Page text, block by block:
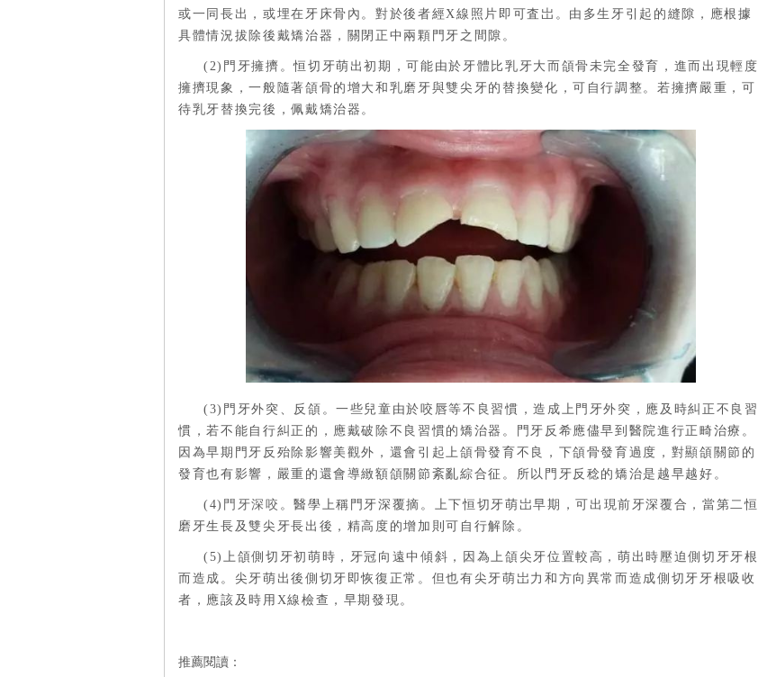
或一同長出，或埋在牙床骨內。對於後者經X線照片即可査岀。由多生牙引起的縫隙，應根據
具體情況拔除後戴矯治器，關閉正中兩顆門牙之間隙。
(2)門牙擁擠。恒切牙萌出初期，可能由於牙體比乳牙大而頜骨未完全發育，進而出現輕度
擁擠現象，一般隨著頜骨的增大和乳磨牙與雙尖牙的替換變化，可自行調整。若擁擠嚴重，可
待乳牙替換完後，佩戴矯治器。
(3)門牙外突、反頜 。一些兒童由於咬唇等不良習慣，造成上門牙外突，應及時糾正不良習
慣，若不能自行糾正的，應戴破除不良習慣的矯治器。門牙反希應儘早到醫院進行正畸治療。
因為早期門牙反殆除影響美觀外，還會引起上頜骨發育不良，下頜骨發育過度，對顯頜關節的
發育也有影響，嚴重的還會導緻額頜關節紊亂綜合征。所以門牙反稔的矯治是越早越好。
(4) 門牙深咬 。醫學上稱門牙深覆摘。上下恒切牙萌岀早期，可出現前牙深覆合，當第二恒
磨牙生長及雙尖牙長出後，精高度的增加則可自行解除。
(5)上頜側切牙初萌時，牙冠向遠中傾斜，因為上頜尖牙位置較高，萌出時壓迫側切牙牙根
而造成。尖牙萌出後側切牙即恢復正常。但也有尖牙萌岀力和方向異常而造成側切牙牙根吸收
者，應該及時用X線檢查，早期發現。
推薦閱讀：